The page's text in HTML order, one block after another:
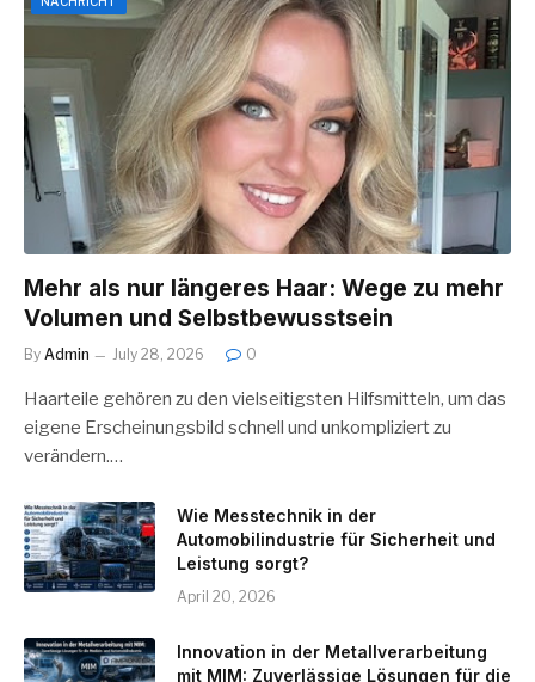
Mehr als nur längeres Haar: Wege zu mehr
Volumen und Selbstbewusstsein
By Admin July 28, 2026 0
Haarteile gehören zu den vielseitigsten Hilfsmitteln, um das
eigene Erscheinungsbild schnell und unkompliziert zu
verändern.…
Wie Messtechnik in der
Automobilindustrie für Sicherheit und
Leistung sorgt?
April 20, 2026
Innovation in der Metallverarbeitung
mit MIM: Zuverlässige Lösungen für die